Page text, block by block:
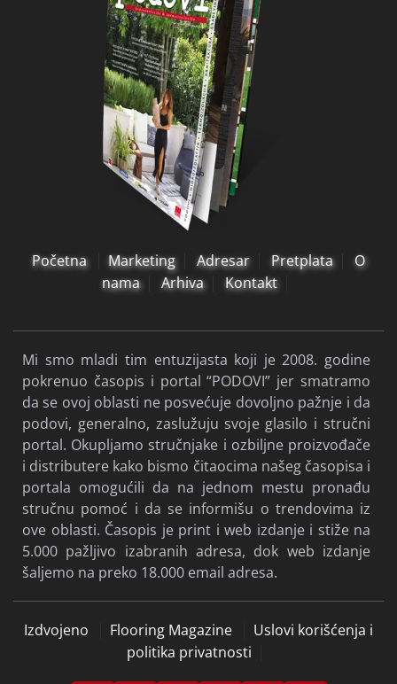
Početna Marketing Adresar Pretplata
O
nama
Arhiva Kontakt
Mi smo mladi tim entuzijasta koji je 2008. godine
pokrenuo časopis i portal “PODOVI” jer smatramo
da se ovoj oblasti ne posvećuje dovoljno pažnje i da
podovi, generalno, zaslužuju svoje glasilo i stručni
portal. Okupljamo stručnjake i ozbiljne proizvođače
i distributere kako bismo čitaocima našeg časopisa i
portala omogućili da na jednom mestu pronađu
stručnu pomoć i da se informišu o trendovima iz
ove oblasti. Časopis je print i web izdanje i stiže na
5.000 pažljivo izabranih adresa, dok web izdanje
šaljemo na preko 18.000 email adresa.
Izdvojeno Flooring Magazine
Uslovi korišćenja i
politika privatnosti